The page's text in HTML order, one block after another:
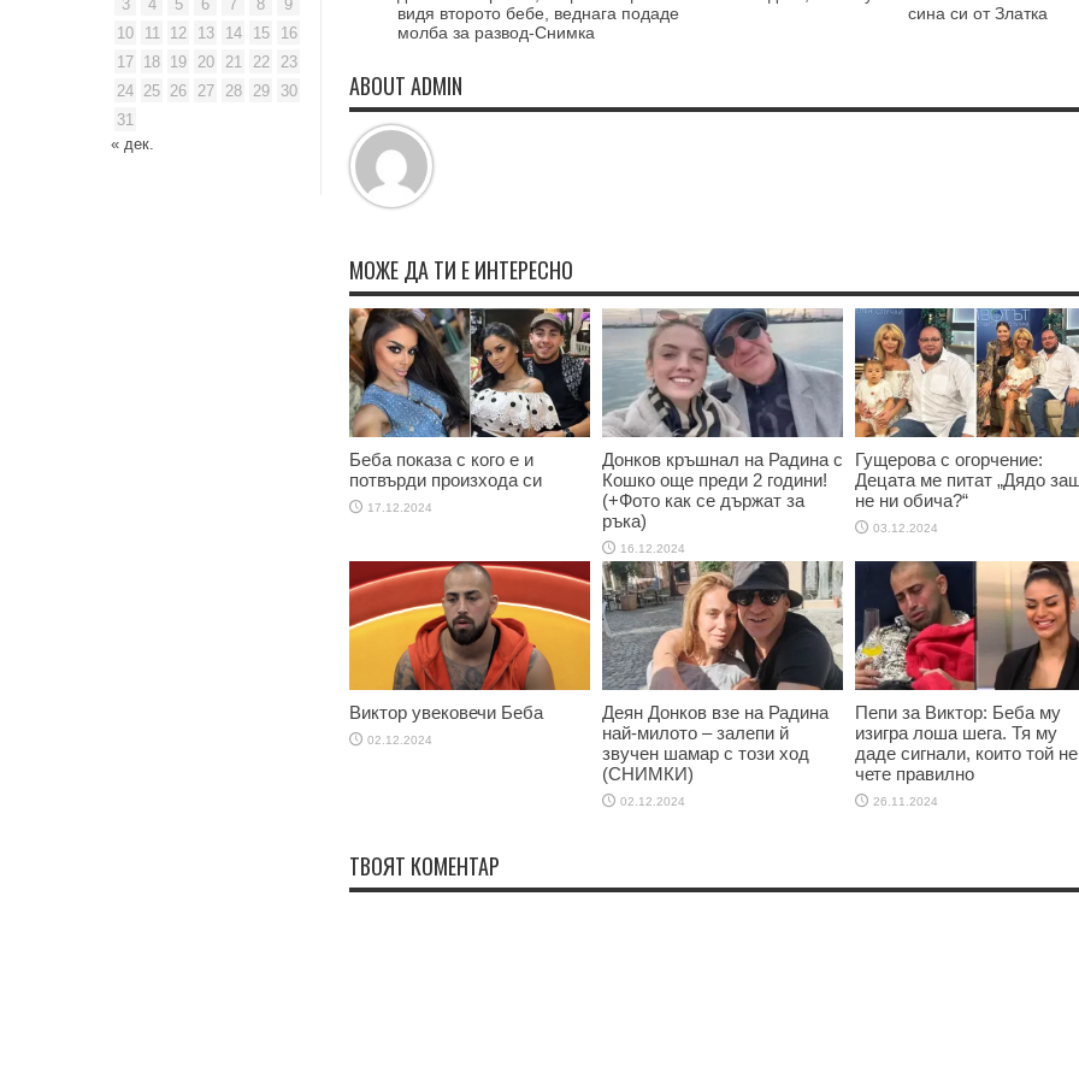
видя второто бебе, веднага подаде
молба за развод-Снимка
сина си от Златка
ABOUT ADMIN
МОЖЕ ДА ТИ Е ИНТЕРЕСНО
Беба показа с кого е и
потвърди произхода си
17.12.2024
Донков кръшнал на Радина с
Кошко още преди 2 години!
(+Фото как се държат за
ръка)
16.12.2024
Гущерова с огорчение:
Децата ме питат „Дядо
не ни обича?“
03.12.2024
Виктор увековечи Беба
02.12.2024
Деян Донков взе на Радина
най-милото – залепи й
звучен шамар с този ход
(СНИМКИ)
02.12.2024
Пепи за Виктор: Беба му
изигра лоша шега. Тя му
даде сигнали, които той не
чете правилно
26.11.2024
ТВОЯТ КОМЕНТАР
3 4 5 6 7 8
9
10
11 12 13 14 15
16
17 18 19 20 21 22
23
24 25 26 27 28 29
30
31
« дек.